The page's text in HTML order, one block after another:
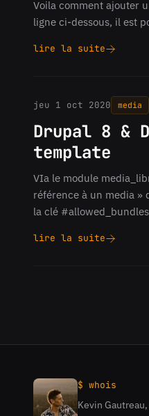
Voila comment ajouter
ligne ci-dessous, il est
lire la suite
Drupal
Champ
de
base
«
à
un
media
jeu 1 oct 2020 media
Drupal 8 &
template
VIa le module
référence à un media »
la clé
lire la suite
Drupal
un
dans
un
formulaire
$ whois
Kevin
Kevin